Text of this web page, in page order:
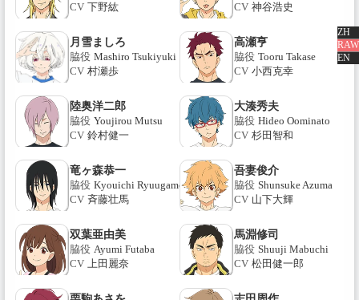
ZH
RAW
EN
CV 下野紘
CV 神谷浩史
月雪ましろ
脇役 Mashiro Tsukiyuki
CV 村瀬歩
高瀬亨
脇役 Tooru Takase
CV 小西克幸
陸奥洋二郎
脇役 Youjirou Mutsu
CV 鈴村健一
大湊秀夫
脇役 Hideo Oominato
CV 杉田智和
竜ヶ森恭一
脇役 Kyouichi Ryuugamori
CV 斉藤壮馬
吾妻俊介
脇役 Shunsuke Azuma
CV 山下大輝
双葉亜由美
脇役 Ayumi Futaba
CV 上田麗奈
馬淵修司
脇役 Shuuji Mabuchi
CV 松田健一郎